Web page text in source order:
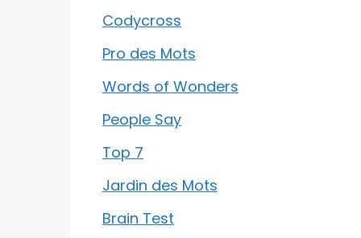
Codycross
Pro des Mots
Words of Wonders
People Say
Top 7
Jardin des Mots
Brain Test